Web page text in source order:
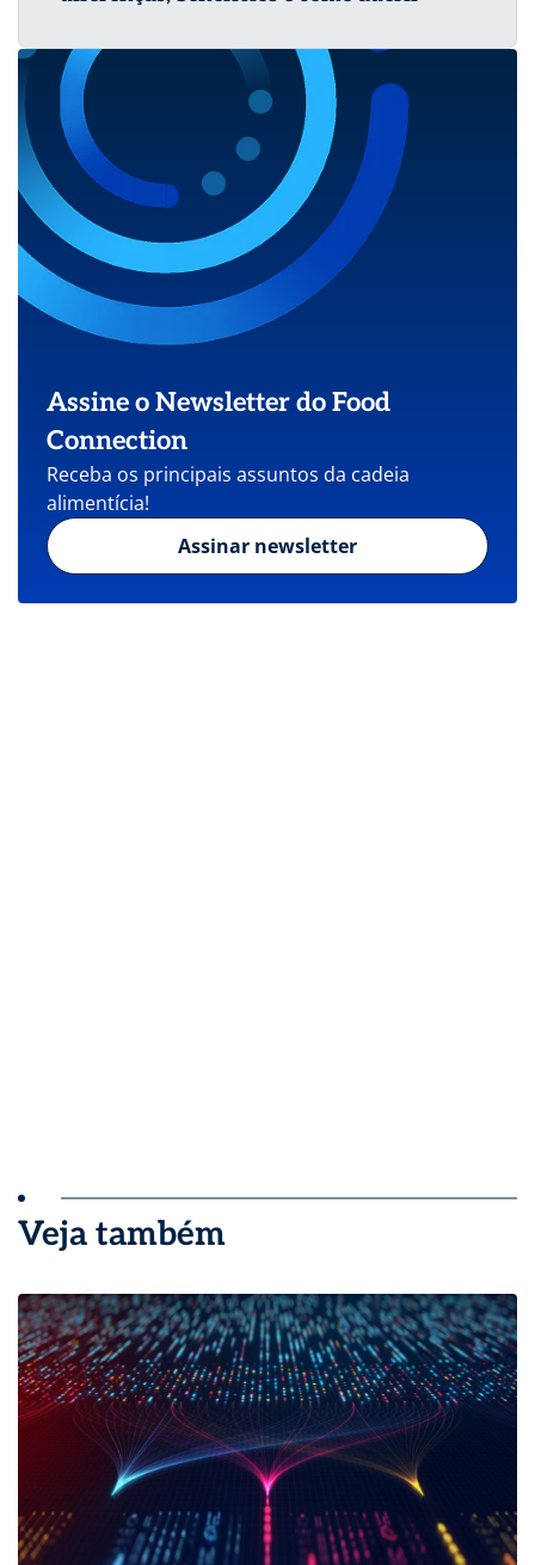
Assine o Newsletter do Food
Connection
Receba os principais assuntos da cadeia
alimentícia!
Assinar newsletter
Veja também